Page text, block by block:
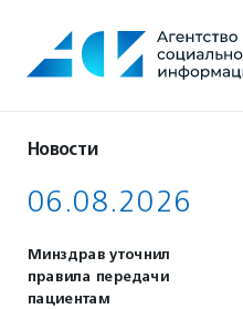
содержанию
Новости
06.08.2026
Минздрав уточнил
правила передачи
пациентам